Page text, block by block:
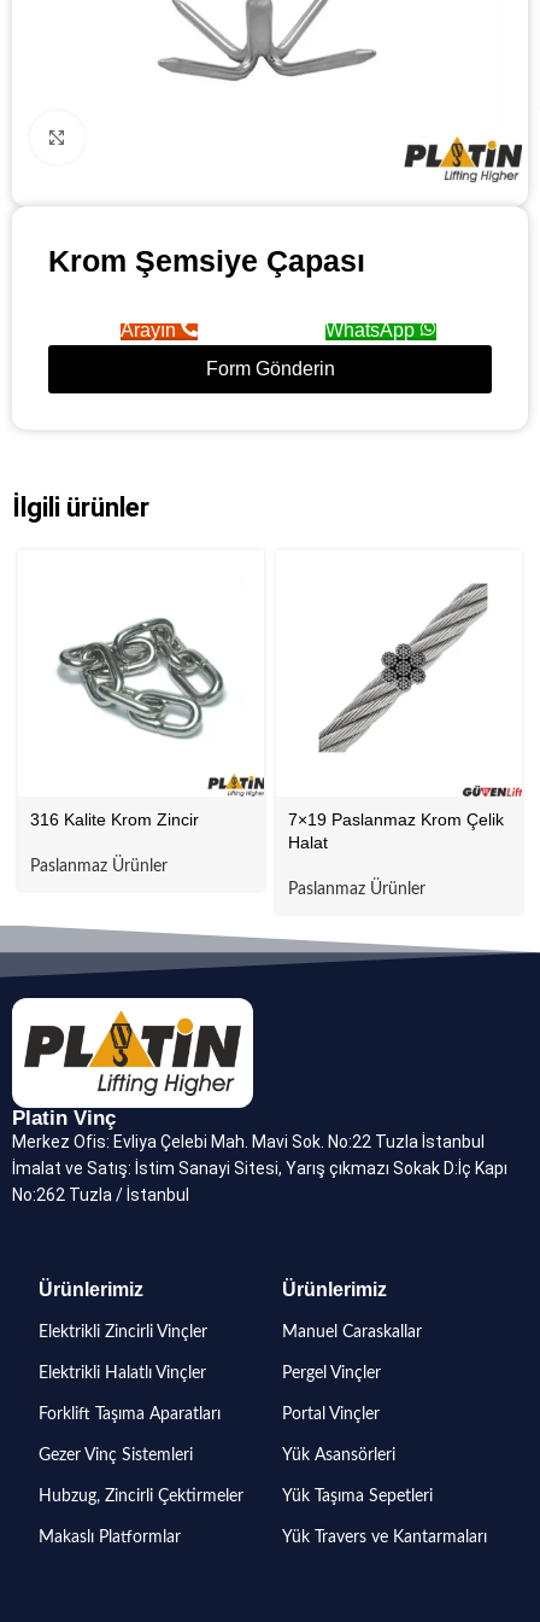
Krom Şemsiye Çapası
Arayın
WhatsApp
Form Gönderin
İlgili ürünler
316 Kalite Krom Zincir
Paslanmaz Ürünler
7×19 Paslanmaz Krom Çelik
Halat
Paslanmaz Ürünler
Platin Vinç
Merkez Ofis: Evliya Çelebi Mah. Mavi Sok. No:22 Tuzla İstanbul
İmalat ve Satış: İstim Sanayi Sitesi, Yarış çıkmazı Sokak D:İç Kapı
No:262 Tuzla / İstanbul
Ürünlerimiz
Elektrikli Zincirli Vinçler
Elektrikli Halatlı Vinçler
Forklift Taşıma Aparatları
Gezer Vinç Sistemleri
Hubzug, Zincirli Çektirmeler
Makaslı Platformlar
Ürünlerimiz
Manuel Caraskallar
Pergel Vinçler
Portal Vinçler
Yük Asansörleri
Yük Taşıma Sepetleri
Yük Travers ve Kantarmaları